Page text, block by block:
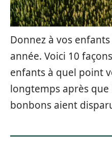
Donnez à vos
année. Voici 10
enfants à quel point
longtemps après
bonbons aient